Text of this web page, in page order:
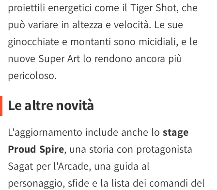
proiettili energetici come il Tiger Shot, che
può variare in altezza e velocità. Le sue
ginocchiate e montanti sono micidiali, e le
nuove Super Art lo rendono ancora più
pericoloso.
Le altre novità
L'aggiornamento include anche lo stage
Proud Spire, una storia con protagonista
Sagat per l'Arcade, una guida al
personaggio, sfide e la lista dei comandi del